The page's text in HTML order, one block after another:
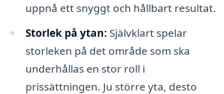
uppnå ett snyggt och hållbart resultat.
Storlek på ytan: Självklart spelar
storleken på det område som ska
underhållas en stor roll i
prissättningen. Ju större yta, desto